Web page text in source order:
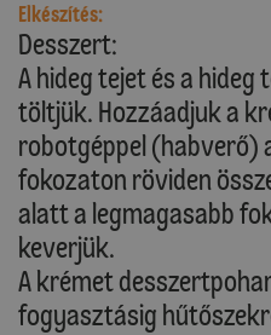
Elkészítés:
Desszert:
A hideg tejet és a
töltjük. Hozzáadjuk a
robotgéppel (habverő)
fokozaton röviden
alatt a legmagasabb
keverjük.
A krémet
fogyasztásig